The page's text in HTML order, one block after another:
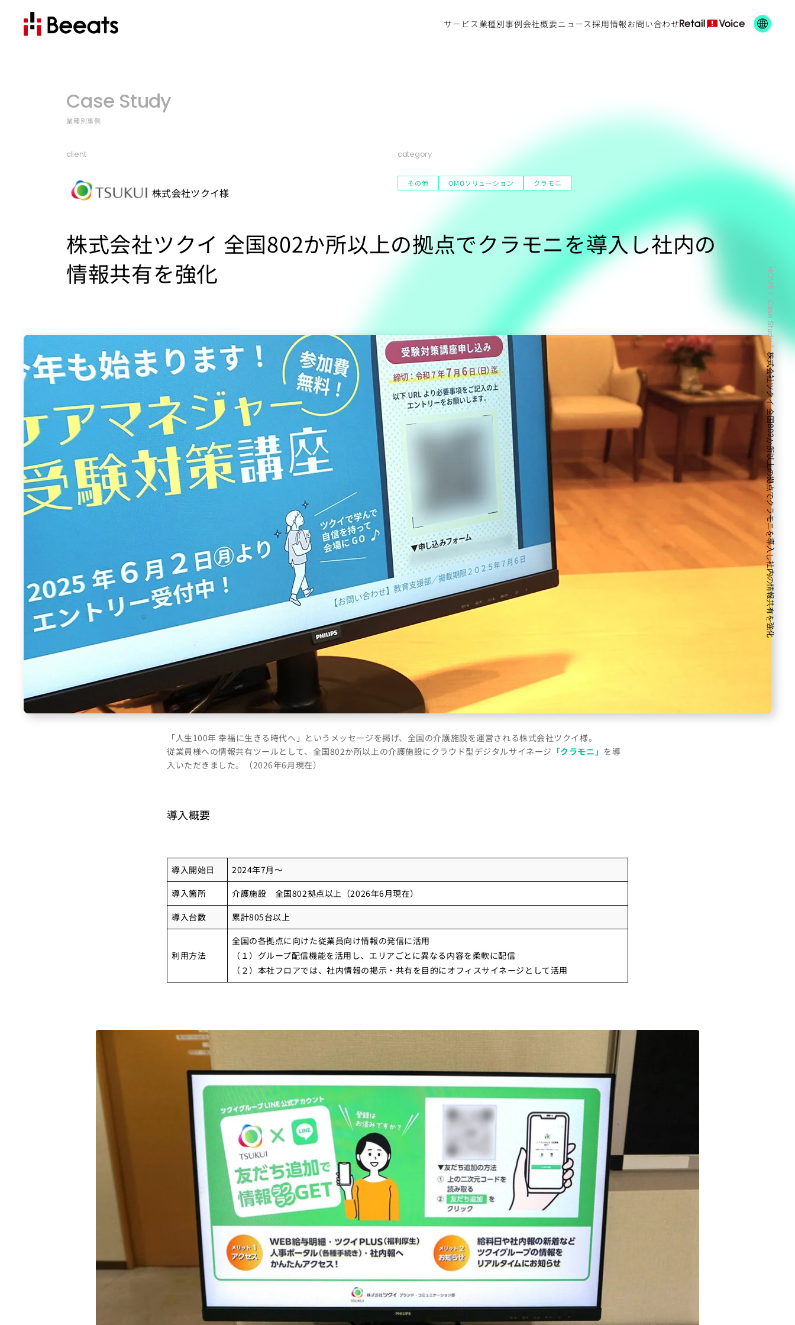
サービス業種別事例会社概要ニュース採用情報お問い合わせ
HOME
Case Study
株式会社ツクイ 全国802か所以上の拠点でクラモニを導入し社内の情報共有を強化
Case Study
業種別事例
client
株式会社ツクイ様
category
その他 OMOソリューション クラモニ
株式会社ツクイ 全国802か所以上の拠点でクラモニを導入し社内の
情報共有を強化
「人生100年 幸福に生きる時代へ」というメッセージを掲げ、全国の介護施設を運営される株式会社ツクイ様。
従業員様への情報共有ツールとして、全国802か所以上の介護施設にクラウド型デジタルサイネージ 「クラモニ」 を導
入いただきました。（2026年6月現在）
導入概要
導入開始日
2024年7月〜
導入箇所
介護施設 全国802拠点以上（2026年6月現在）
導入台数
累計805台以上
利用方法
全国の各拠点に向けた従業員向け情報の発信に活用
（１）グループ配信機能を活用し、エリアごとに異なる内容を柔軟に配信
（２）本社フロアでは、社内情報の掲示・共有を目的にオフィスサイネージとして活用